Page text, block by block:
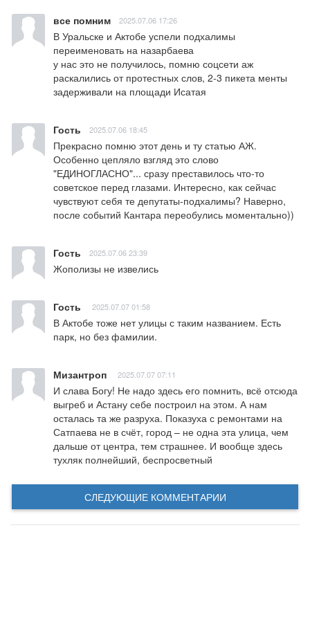
все помним 2025.07.06 17:26
В Уральске и Актобе успели подхалимы
переименовать на назарбаева
у нас это не получилось, помню соцсети аж
раскалились от протестных слов, 2-3 пикета менты
задерживали на площади Исатая
Гость 2025.07.06 18:45
Прекрасно помню этот день и ту статью АЖ.
Особенно цепляло взгляд это слово
"ЕДИНОГЛАСНО"... сразу преставилось что-то
советское перед глазами. Интересно, как сейчас
чувствуют себя те депутаты-подхалимы? Наверно,
после событий Кантара переобулись моментально))
Гость 2025.07.06 23:39
Жополизы не извелись
Гость 2025.07.07 01:58
В Актобе тоже нет улицы с таким названием. Есть
парк, но без фамилии.
Мизантроп 2025.07.07 07:11
И слава Богу! Не надо здесь его помнить, всё отсюда
выгреб и Астану себе построил на этом. А нам
осталась та же разруха. Показуха с ремонтами на
Сатпаева не в счёт, город – не одна эта улица, чем
дальше от центра, тем страшнее. И вообще здесь
тухляк полнейший, беспросветный
СЛЕДУЮЩИЕ КОММЕНТАРИИ